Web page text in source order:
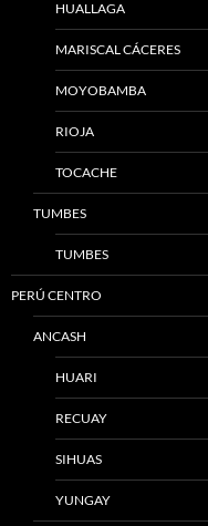
HUALLAGA
MARISCAL CÁCERES
MOYOBAMBA
RIOJA
TOCACHE
TUMBES
TUMBES
PERÚ CENTRO
ANCASH
HUARI
RECUAY
SIHUAS
YUNGAY